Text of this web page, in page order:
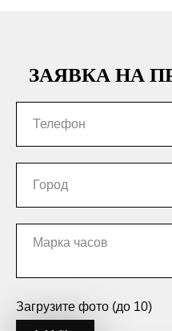
ЗАЯВКА НА
Загрузите фото (до 10)